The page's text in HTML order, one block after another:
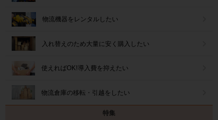
物流機器をレンタルしたい
入れ替えのため大量に安く購入したい
使えればOK!導入費を抑えたい
物流倉庫の移転・引越をしたい
特集